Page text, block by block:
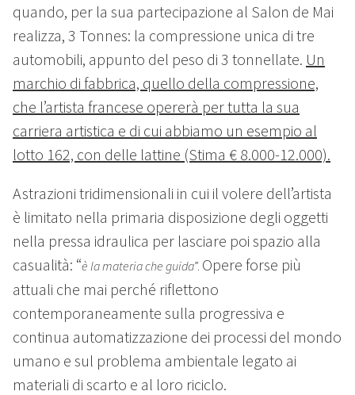
quando, per la sua partecipazione al Salon de Mai
realizza, 3 Tonnes: la compressione unica di tre
automobili, appunto del peso di 3 tonnellate. Un
marchio di fabbrica, quello della compressione,
che l’artista francese opererà per tutta la sua
carriera artistica e di cui abbiamo un esempio al
lotto 162, con delle lattine (Stima € 8.000-12.000).
Astrazioni tridimensionali in cui il volere dell’artista
è limitato nella primaria disposizione degli oggetti
nella pressa idraulica per lasciare poi spazio alla
casualità: “è la materia che guida”. Opere forse più
attuali che mai perché riflettono
contemporaneamente sulla progressiva e
continua automatizzazione dei processi del mondo
umano e sul problema ambientale legato ai
materiali di scarto e al loro riciclo.